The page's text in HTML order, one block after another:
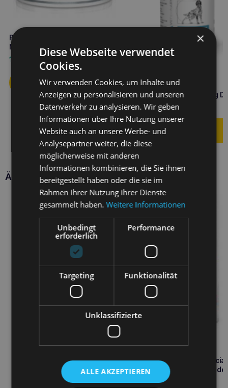
ROYAL CANIN Hepatic 200g
Nassfutter für Hunde
1,80
ROYAL CANIN Hund
hypoallergen Hund 400g
4,00€
Ähnliche Produkte
ROYAL CANIN Renal Special
400g zur Unterstützung
Katzennieren
6,80€
×
Diese Webseite verwendet
Cookies.
Wir verwenden Cookies, um Inhalte und
Anzeigen zu personalisieren und unseren
Datenverkehr zu analysieren. Wir geben
Informationen über Ihre Nutzung unserer
Website auch an unsere Werbe- und
Analysepartner weiter, die diese
möglicherweise mit anderen
Informationen kombinieren, die Sie ihnen
bereitgestellt haben oder die sie im
Rahmen Ihrer Nutzung ihrer Dienste
gesammelt haben.Weitere Informationen
Unbedingt
erforderlich
Performance
Targeting Funktionalität
Unklassifizierte
ALLE AKZEPTIEREN